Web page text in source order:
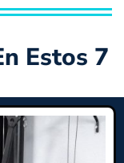
Estos 7